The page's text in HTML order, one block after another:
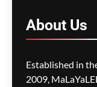
About Us
Established in
2009,